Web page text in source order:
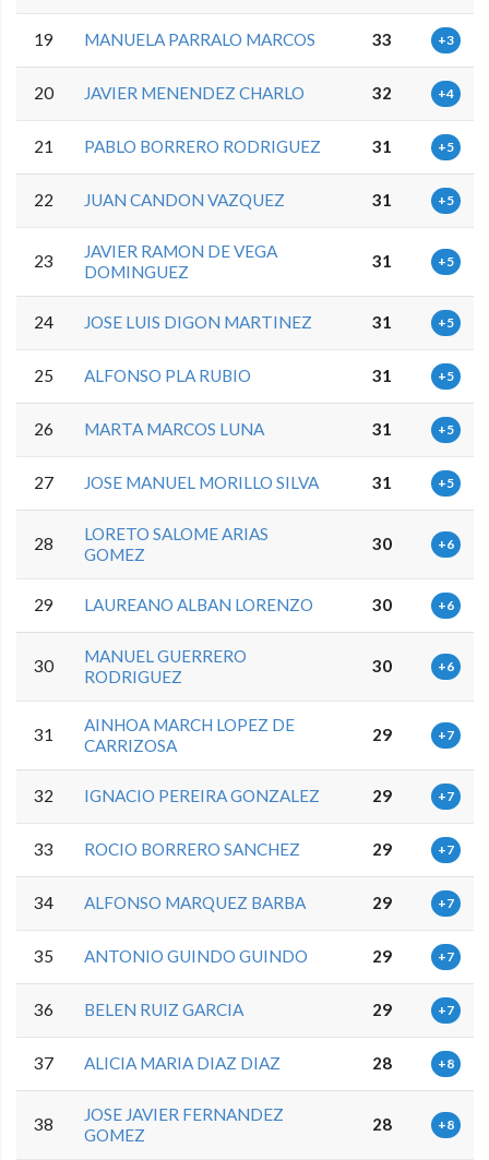
19 MANUELA PARRALO MARCOS 33 +3
20 JAVIER MENENDEZ CHARLO 32 +4
21 PABLO BORRERO RODRIGUEZ 31 +5
22 JUAN CANDON VAZQUEZ 31 +5
23
JAVIER RAMON DE VEGA
DOMINGUEZ
31 +5
24 JOSE LUIS DIGON MARTINEZ 31 +5
25 ALFONSO PLA RUBIO 31 +5
26 MARTA MARCOS LUNA 31 +5
27 JOSE MANUEL MORILLO SILVA 31 +5
28
LORETO SALOME ARIAS
GOMEZ
30 +6
29 LAUREANO ALBAN LORENZO 30 +6
30
MANUEL GUERRERO
RODRIGUEZ
30 +6
31
AINHOA MARCH LOPEZ DE
CARRIZOSA
29 +7
32 IGNACIO PEREIRA GONZALEZ 29 +7
33 ROCIO BORRERO SANCHEZ 29 +7
34 ALFONSO MARQUEZ BARBA 29 +7
35 ANTONIO GUINDO GUINDO 29 +7
36 BELEN RUIZ GARCIA 29 +7
37 ALICIA MARIA DIAZ DIAZ 28 +8
38
JOSE JAVIER FERNANDEZ
GOMEZ
28 +8